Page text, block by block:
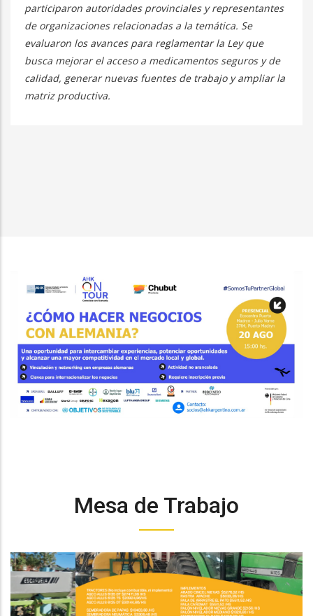
participaron autoridades provinciales y representantes
de organizaciones relacionadas a la temática. Se
evaluaron los avances para reglamentar la Ley que
busca mejorar el acceso a medicamentos seguros y de
calidad, generar nuevas fuentes de trabajo y ampliar la
matriz productiva.
Mesa de Trabajo